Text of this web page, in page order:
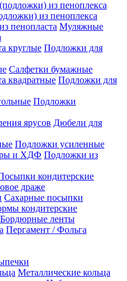
из пеноплекса
Муляжные
Подложки для
Салфетки бумажные
Подложки для
Подложки
Дюбели для
Подложки усиленные
Подложки из
кондитерские
драже
Сахарные посыпки
кондитерские
Бордюрные ленты
Пергамент / Фольга
Металлические кольца